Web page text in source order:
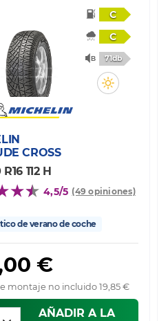
C
C
71db
CROSS
112 H
4,5/5 (49 opiniones)
de verano de coche
€
montaje no incluido 19,85 €
AÑADIR A LA